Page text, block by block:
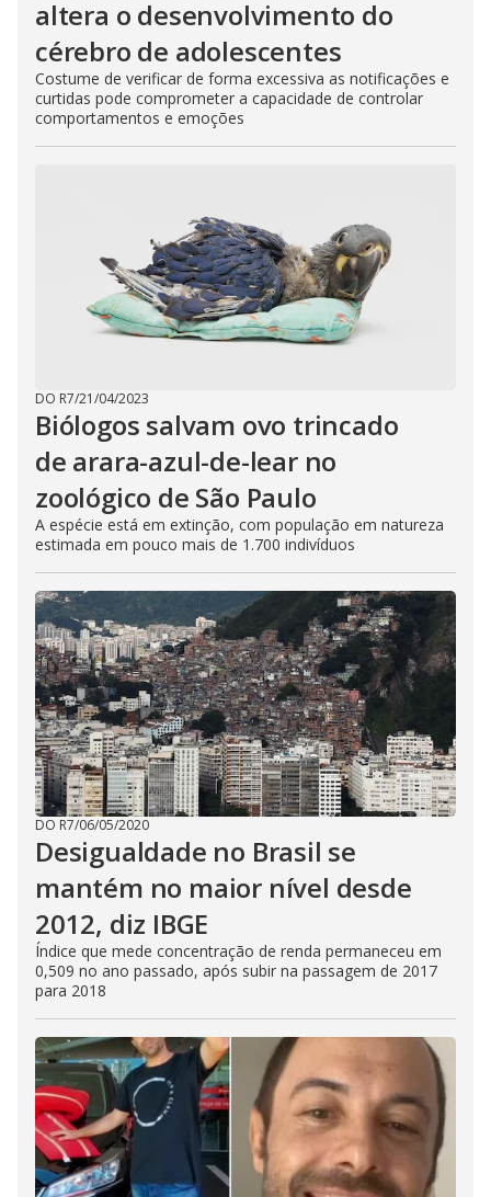
altera o desenvolvimento do
cérebro de adolescentes
Costume de verificar de forma excessiva as notificações e
curtidas pode comprometer a capacidade de controlar
comportamentos e emoções
DO R7/21/04/2023
Biólogos salvam ovo trincado
de arara-azul-de-lear no
zoológico de São Paulo
A espécie está em extinção, com população em natureza
estimada em pouco mais de 1.700 indivíduos
DO R7/06/05/2020
Desigualdade no Brasil se
mantém no maior nível desde
2012, diz IBGE
Índice que mede concentração de renda permaneceu em
0,509 no ano passado, após subir na passagem de 2017
para 2018